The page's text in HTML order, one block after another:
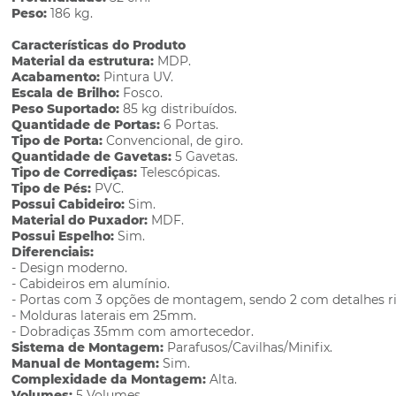
Peso:186 kg.
Características do Produto
Material da estrutura: MDP.
Acabamento: Pintura UV.
Escala de Brilho: Fosco.
Peso Suportado:85 kg distribuídos.
Quantidade de Portas:6 Portas.
Tipo de Porta:Convencional, de giro.
Quantidade de Gavetas:5 Gavetas.
Tipo de Corrediças:Telescópicas.
Tipo de Pés: PVC.
Possui Cabideiro:Sim.
Material do Puxador: MDF.
Possui Espelho:Sim.
Diferenciais:
- Design moderno.
- Cabideiros em alumínio.
- Portas com 3 opções de montagem, sendo 2 com detalhes
- Molduras laterais em 25mm.
- Dobradiças 35mm com amortecedor.
Sistema de Montagem: Parafusos/Cavilhas/Minifix.
Manual de Montagem:Sim.
Complexidade da Montagem:Alta.